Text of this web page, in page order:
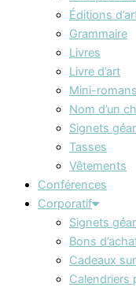
Éditions
Grammaire
Livres
Livre d’art
Mini-
Nom d’un
Signets
Tasses
Vêtements
Conférences
Corporatif
Signets
Bons
Cadeaux
Calendriers